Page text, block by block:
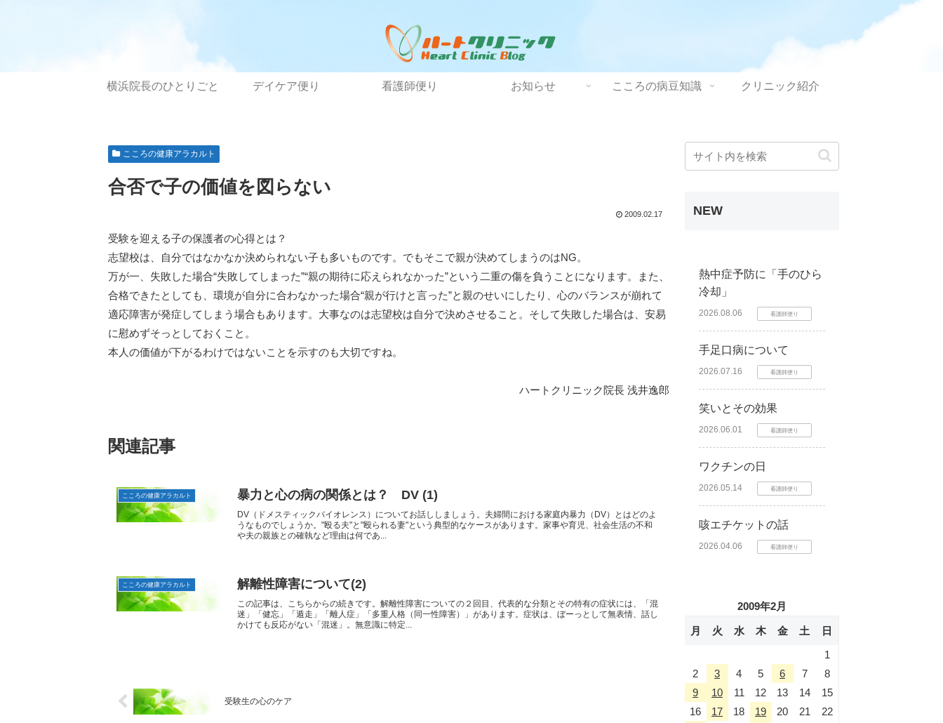
横浜院長のひとりごと デイケア便り 看護師便り お知らせ こころの病豆知識 クリニック紹介
こころの健康アラカルト
合否で子の価値を図らない
2009.02.17
受験を迎える子の保護者の心得とは？
志望校は、自分ではなかなか決められない子も多いものです。でもそこで親が決めてしまうのはNG。
万が一、失敗した場合“失敗してしまった”“親の期待に応えられなかった”という二重の傷を負うことになります。また、
合格できたとしても、環境が自分に合わなかった場合“親が行けと言った”と親のせいにしたり、心のバランスが崩れて
適応障害が発症してしまう場合もあります。大事なのは志望校は自分で決めさせること。そして失敗した場合は、安易
に慰めずそっとしておくこと。
本人の価値が下がるわけではないことを示すのも大切ですね。
ハートクリニック院長 浅井逸郎
関連記事
こころの健康アラカルト 暴力と心の病の関係とは？ DV (1)
DV（ドメスティックバイオレンス）についてお話ししましょう。夫婦間における家庭内暴力（DV）とはどのよ
うなものでしょうか。"殴る夫"と"殴られる妻"という典型的なケースがあります。家事や育児、社会生活の不和
や夫の親族との確執など理由は何であ...
こころの健康アラカルト 解離性障害について(2)
この記事は、こちらからの続きです。解離性障害についての２回目、代表的な分類とその特有の症状には、「混
迷」「健忘」「遁走」「離人症」「多重人格（同一性障害）」があります。症状は、ぼーっとして無表情、話し
かけても反応がない「混迷」。無意識に特定...
受験生の心のケア
NEW
熱中症予防に「手のひら
冷却」
2026.08.06 看護師便り
手足口病について
2026.07.16 看護師便り
笑いとその効果
2026.06.01 看護師便り
ワクチンの日
2026.05.14 看護師便り
咳エチケットの話
2026.04.06 看護師便り
2009年2月
月 火 水 木 金 土
日
1
2
3 4 5 6 7
8
9
10 11 12 13 14
15
16
17 18 19 20 21
22